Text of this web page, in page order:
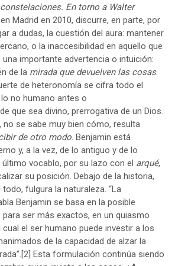
En torno a Walter
Madrid en 2010, discurre, en parte, por
a dudas, la cuestión del aura: mantener
o la inaccesibilidad en aquello que
una importante advertencia o intuición:
de la mirada que devuelven las cosas.
de heteronomía se cifra todo el
no humano antes o
que sea divino, prerrogativa de un Dios.
se sabe muy bien cómo, resulta
de otro modo. Benjamin está
y, a la vez, de lo antiguo y de lo
vocablo, por su lazo con el arqué,
su posición. Debajo de la historia,
fulgura la naturaleza. “La
Benjamin se basa en la posible
ser más exactos, en un quiasmo
el ser humano puede investir a los
de la capacidad de alzar la
[2] Esta formulación continúa siendo